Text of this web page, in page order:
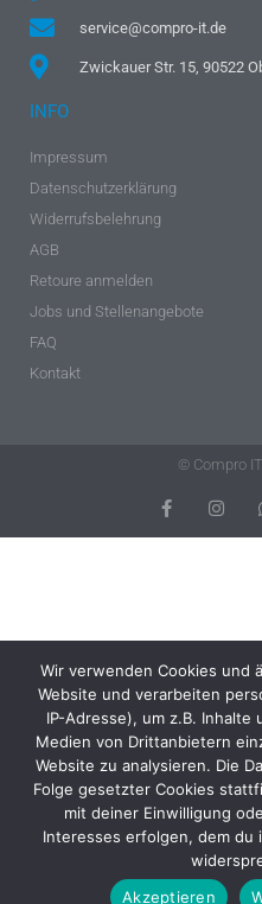
service@compro-it.de
Zwickauer Str. 15, 90522
INFO
Impressum
Datenschutzerklärung
Widerrufsbelehrung
AGB
Retoure anmelden
Jobs und Stellenangebote
FAQ
Kontakt
© Compro
Wir verwenden Cookies und
Website und verarbeiten
IP-Adresse), um z.B.
Medien von Drittanbietern
Website zu analysieren. Die
Folge gesetzter Cookies
mit deiner Einwilligung
Interesses erfolgen, dem du
Akzeptieren